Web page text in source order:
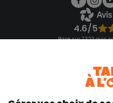
4.6/5
Basé sur 7 323 avis
Téléchargez